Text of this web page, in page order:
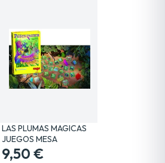
LAS PLUMAS MAGICAS
JUEGOS MESA
9,50 €